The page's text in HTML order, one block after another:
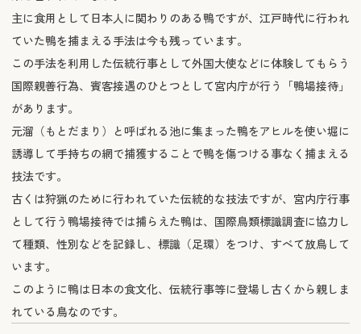
主に食用として日本人に関わりのある鴨ですが、江戸時代に行われ
ていた鴨を捕まえる手法は今も残っています。
この手法を利用した伝統行事として外国大使などに体験してもらう
国際親善行為、賓客接遇のひとつとして宮内庁が行う「鴨場接待」
があります。
元溜（もとだまり）と呼ばれる池に集まった鴨をアヒルを使い堀に
誘導して手持ちの網で捕獲することで鴨を傷つける事なく捕まえる
技法です。
古くは狩猟のために行われていた伝統的な技法ですが、宮内庁行事
として行う鴨場接待では捕らえた鴨は、国際鳥類標識調査に協力し
て種類、性別などを記録し、標識（足環）をつけ、すべて放鳥して
います。
このように鴨は日本の食文化、伝統行事等に登場し古くから親しま
れている鳥なのです。